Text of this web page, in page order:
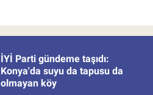
İYİ Parti gündeme taşıdı:
Konya'da suyu da tapusu da
olmayan köy